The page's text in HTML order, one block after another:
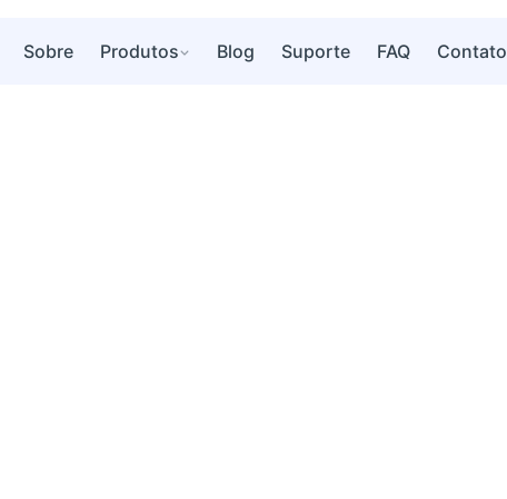
Sobre Produtos Blog Suporte FAQ Contato